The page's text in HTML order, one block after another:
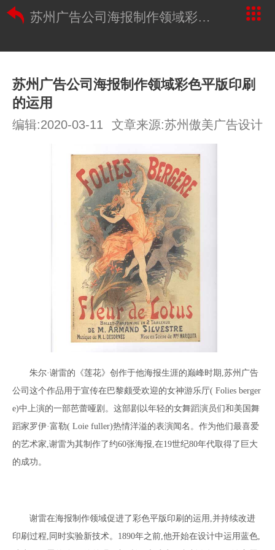
苏州广告公司海报制作领域彩色平版印刷的运用
苏州广告公司海报制作领域彩色平版印刷
的运用
编辑:2020-03-11 文章来源:苏州傲美广告设计
朱尔·谢雷的《莲花》创作于他海报生涯的巅峰时期,苏州广告
公司这个作品用于宣传在巴黎颇受欢迎的女神游乐厅( Folies berger
e)中上演的一部芭蕾哑剧。这部剧以年轻的女舞蹈演员们和美国舞
蹈家罗伊·富勒( Loie fuller)热情洋溢的表演闻名。作为他们最喜爱
的艺术家,谢雷为其制作了约60张海报,在19世纪80年代取得了巨大
的成功。
谢雷在海报制作领域促进了彩色平版印刷的运用 ,并持续改进
印刷过程,同时实验新技术。1890年之前,他开始在设计中运用蓝色,